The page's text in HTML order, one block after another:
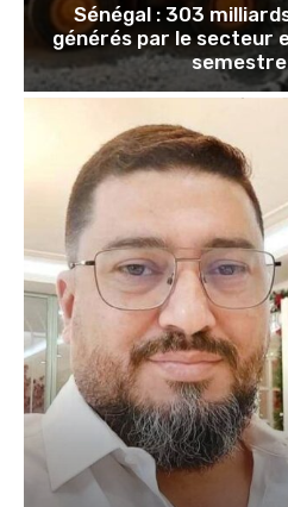
Sénégal : 303
générés par le